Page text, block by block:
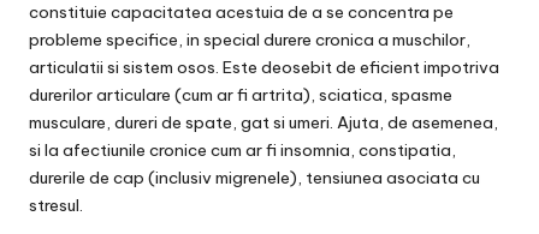
constituie capacitatea acestuia de a se concentra pe
probleme specifice, in special durere cronica a muschilor,
articulatii si sistem osos. Este deosebit de eficient impotriva
durerilor articulare (cum ar fi artrita), sciatica, spasme
musculare, dureri de spate, gat si umeri. Ajuta, de asemenea,
si la afectiunile cronice cum ar fi insomnia, constipatia,
durerile de cap (inclusiv migrenele), tensiunea asociata cu
stresul.